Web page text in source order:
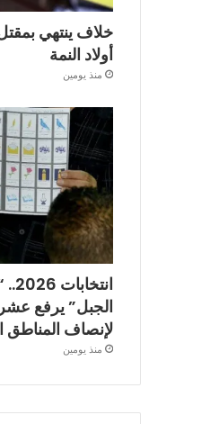
خلاف ينتهي
أولاد النمة
منذ يومين
الجبل” يرفع
لإنصاف المناطق
منذ يومين